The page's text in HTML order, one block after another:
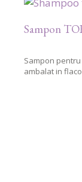
Sampon
Sampon
ambalat in